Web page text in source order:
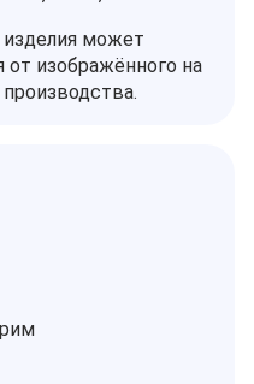
может
от изображённого на